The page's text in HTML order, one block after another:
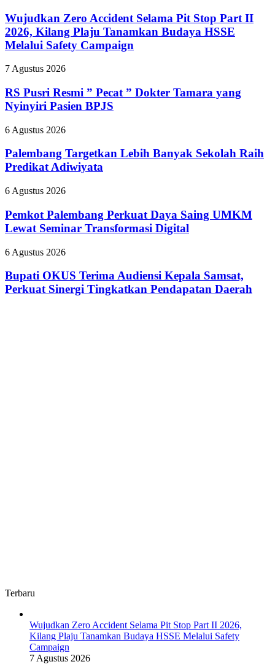
Accident
Selama
Pit
Stop
II
Kilang
Plaju
Tanamkan
Budaya
HSSE
Melalui
Safety
Campaign
Wujudkan Zero Accident Selama Pit Stop Part II
2026, Kilang Plaju Tanamkan Budaya HSSE
Melalui Safety Campaign
RS
Resmi
”
Pecat
Dokter
yang
Nyinyiri
BPJS
7 Agustus 2026
RS Pusri Resmi ” Pecat ” Dokter Tamara yang
Nyinyiri Pasien BPJS
Palembang
Lebih
Banyak
Sekolah
Predikat
6 Agustus 2026
Palembang Targetkan Lebih Banyak Sekolah Raih
Predikat Adiwiyata
Pemkot
Perkuat
Daya
Saing
Lewat
Transformasi
Digital
6 Agustus 2026
Pemkot Palembang Perkuat Daya Saing UMKM
Lewat Seminar Transformasi Digital
Bupati
Terima
Audiensi
Kepala
6 Agustus 2026
Bupati OKUS Terima Audiensi Kepala Samsat,
Perkuat Sinergi Tingkatkan Pendapatan Daerah
Terbaru
Wujudkan Zero Accident Selama Pit Stop Part II 2026,
Kilang Plaju Tanamkan Budaya HSSE Melalui Safety
Campaign
7 Agustus 2026